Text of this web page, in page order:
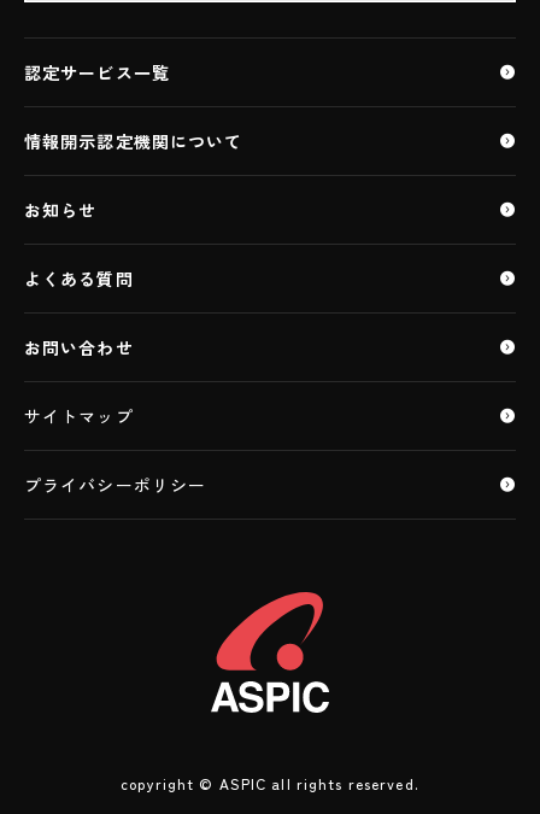
生成AI利用クラウドサービス（ASP・SaaS)
ASP・SaaS
ASP・SaaS（AIクラウドサービス）
医療情報ASP・SaaS
特定個人情報ASP・SaaS
ASP・SaaS（IoTクラウドサービス）
IaaS・PaaS
IaaS・PaaS（IoTクラウドサービス）
データセンター
認定サービス一覧
情報開示認定機関について
お知らせ
よくある質問
お問い合わせ
サイトマップ
プライバシーポリシー
copyright © ASPIC all rights reserved.